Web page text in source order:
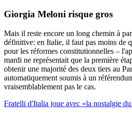
Giorgia Meloni risque gros
Mais il reste encore un long chemin à
définitive: en Italie, il faut pas moins de
pour les réformes constitutionnelles –
mardi ne représentait que la première
obtenir une majorité des deux tiers au
automatiquement soumis à un
vraisemblablement pas le cas.
Fratelli d'Italia joue avec «la nostalgie du